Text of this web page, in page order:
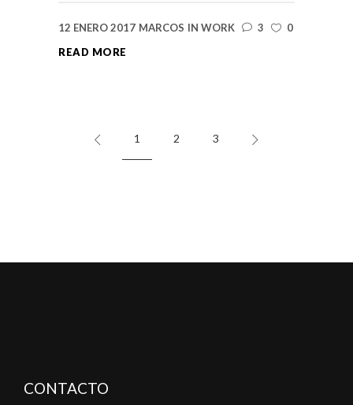
12 ENERO 2017 MARCOS IN WORK 3
0
READ MORE
1 2 3
CONTACTO